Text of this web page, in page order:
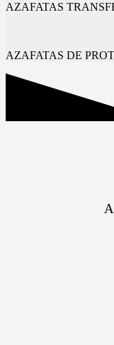
AZAFATAS
AZAFATAS DE